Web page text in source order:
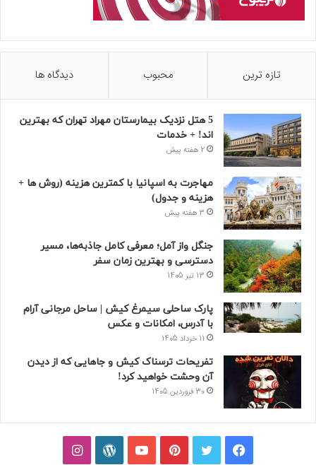
تازه ترین محبوب دیدگاه ها
5 هتل نزدیک بیمارستان مهراد تهران که بهترین‌
اند! + خدمات
2 هفته پیش
مهاجرت به اسپانیا با کمترین هزینه (روش ها +
هزینه و جدول)
3 هفته پیش
جنگل واز آمل؛ معرفی کامل جاذبه‌ها، مسیر
دسترسی و بهترین زمان سفر
13 تیر 1405
پارک ساحلی سیمرغ کیش | ساحل مرجانی آرام
با آدرس، امکانات و عکس
11 خرداد 1405
تفریحات ترسناک کیش و جاهایی که از دیدن
آن وحشت خواهید کرد!
30 فروردین 1405
فیسبوکتوییترپینتریستیوتیوبوردپرساینستاگرام